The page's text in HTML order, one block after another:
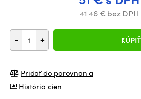
41.46 € bez DPH
- + KÚPIŤ
Pridať do porovnania
História cien